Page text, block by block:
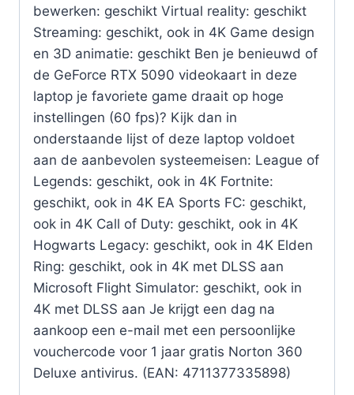
bewerken: geschikt Virtual reality: geschikt
Streaming: geschikt, ook in 4K Game design
en 3D animatie: geschikt Ben je benieuwd of
de GeForce RTX 5090 videokaart in deze
laptop je favoriete game draait op hoge
instellingen (60 fps)? Kijk dan in
onderstaande lijst of deze laptop voldoet
aan de aanbevolen systeemeisen: League of
Legends: geschikt, ook in 4K Fortnite:
geschikt, ook in 4K EA Sports FC: geschikt,
ook in 4K Call of Duty: geschikt, ook in 4K
Hogwarts Legacy: geschikt, ook in 4K Elden
Ring: geschikt, ook in 4K met DLSS aan
Microsoft Flight Simulator: geschikt, ook in
4K met DLSS aan Je krijgt een dag na
aankoop een e-mail met een persoonlijke
vouchercode voor 1 jaar gratis Norton 360
Deluxe antivirus. (EAN: 4711377335898)